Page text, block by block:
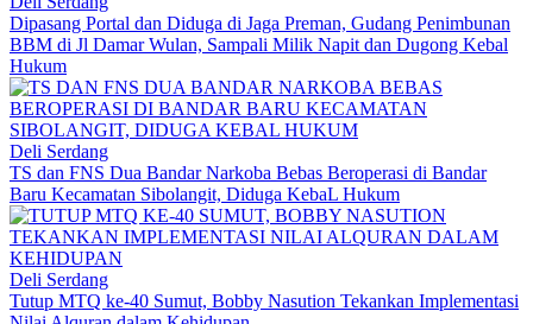
Dipasang Portal dan Diduga di Jaga Preman, Gudang Penimbunan
BBM di Jl Damar Wulan, Sampali Milik Napit dan Dugong Kebal
Hukum
Deli Serdang
TS dan FNS Dua Bandar Narkoba Bebas Beroperasi di Bandar
Baru Kecamatan Sibolangit, Diduga KebaL Hukum
Deli Serdang
Tutup MTQ ke-40 Sumut, Bobby Nasution Tekankan Implementasi